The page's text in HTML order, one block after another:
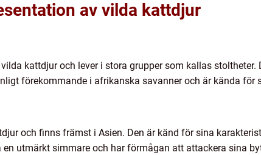
av vilda kattdjur
kattdjur och lever i stora grupper som kallas
förekommande i afrikanska savanner och är kända för
och finns främst i Asien. Den är känd för sina
en utmärkt simmare och har förmågan att attackera sina